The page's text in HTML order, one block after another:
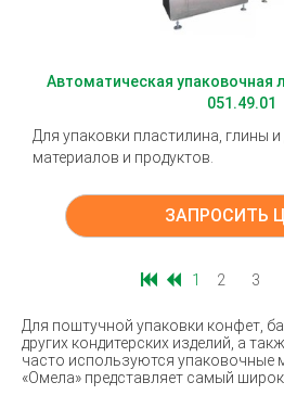
Автоматическая упаковочная
051.49.01
Для упаковки пластилина, глины
материалов и продуктов.
ЗАПРОСИТЬ
1 2 3
Для поштучной упаковки конфет,
других кондитерских изделий, а
часто используются упаковочные
«Омела» представляет самый